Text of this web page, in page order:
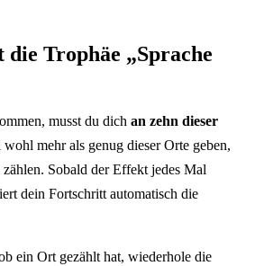
Trophäe „Sprache
musst du dich an zehn dieser
mehr als genug dieser Orte geben,
zählen. Sobald der Effekt jedes Mal
dein Fortschritt automatisch die
ein Ort gezählt hat, wiederhole die